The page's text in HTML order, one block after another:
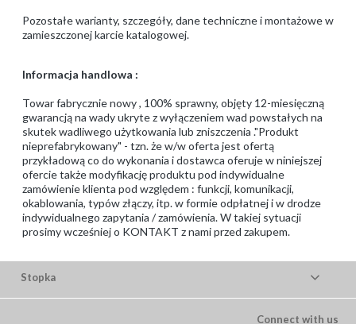
Pozostałe warianty, szczegóły, dane techniczne i montażowe w
zamieszczonej karcie katalogowej.
Informacja handlowa :
Towar fabrycznie nowy , 100% sprawny, objęty 12-miesięczną
gwarancją na wady ukryte z wyłączeniem wad powstałych na
skutek wadliwego użytkowania lub zniszczenia ."Produkt
nieprefabrykowany" - tzn. że w/w oferta jest ofertą
przykładową co do wykonania i dostawca oferuje w niniejszej
ofercie także modyfikację produktu pod indywidualne
zamówienie klienta pod względem : funkcji, komunikacji,
okablowania, typów złączy, itp. w formie odpłatnej i w drodze
indywidualnego zapytania / zamówienia. W takiej sytuacji
prosimy wcześniej o KONTAKT z nami przed zakupem.
Stopka
Connect with us